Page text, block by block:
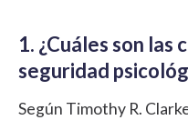
1. ¿Cuáles son las
seguridad
Según Timothy R.